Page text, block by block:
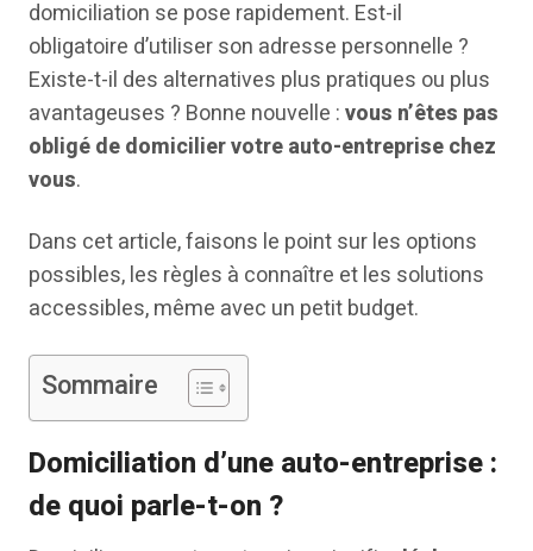
domiciliation se pose rapidement. Est-il
obligatoire d’utiliser son adresse personnelle ?
Existe-t-il des alternatives plus pratiques ou plus
avantageuses ? Bonne nouvelle :vous n’êtes pas
obligé de domicilier votre auto-entreprise chez
vous.
Dans cet article, faisons le point sur les options
possibles, les règles à connaître et les solutions
accessibles, même avec un petit budget.
Sommaire
Domiciliation d’une auto-entreprise :
de quoi parle-t-on ?